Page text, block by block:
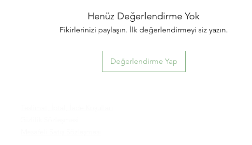
Henüz Değerlendirme Yok
Fikirlerinizi paylaşın. İlk değerlendirmeyi siz yazın.
Değerlendirme Yap